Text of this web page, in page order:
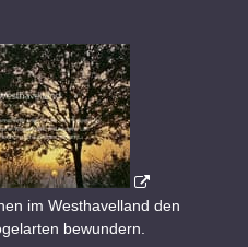
im Westhavelland den
bewundern.